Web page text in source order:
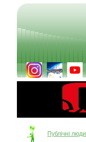
Публічні люди